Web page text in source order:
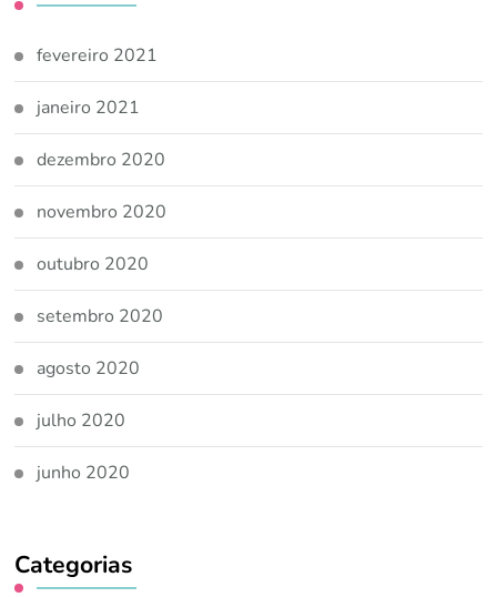
fevereiro 2021
janeiro 2021
dezembro 2020
novembro 2020
outubro 2020
setembro 2020
agosto 2020
julho 2020
junho 2020
Categorias